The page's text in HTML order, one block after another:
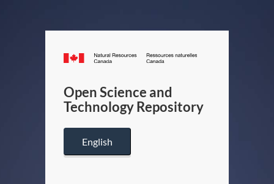
Canada.ca
/
Canada
Open Science and
Technology Repository
English